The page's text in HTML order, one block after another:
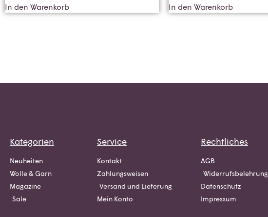
In den Warenkorb In den Warenkorb
Kategorien
Neuheiten
Wolle & Garn
Magazine
Sale
Service
Kontakt
Zahlungsweisen
Versand und Lieferung
Mein Konto
Rechtliches
AGB
Widerrufsbelehrung
Datenschutz
Impressum